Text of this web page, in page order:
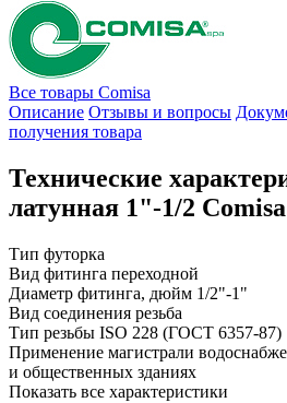
Все товары Comisa
Описание Отзывы и вопросы
получения товара
Технические
латунная 1"-1/2 Сomisa
Тип футорка
Вид фитинга переходной
Диаметр фитинга, дюйм 1/2"-1"
Вид соединения резьба
Тип резьбы ISO 228 (ГОСТ 6357-87)
Применение магистрали
и общественных зданиях
Показать все характеристики